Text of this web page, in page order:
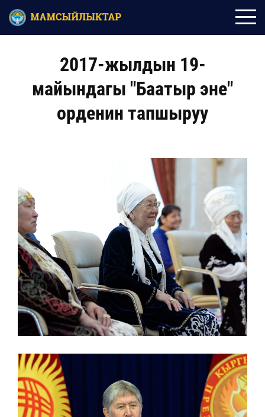
2017-жылдын 19-
майындагы "Баатыр эне"
орденин тапшыруу